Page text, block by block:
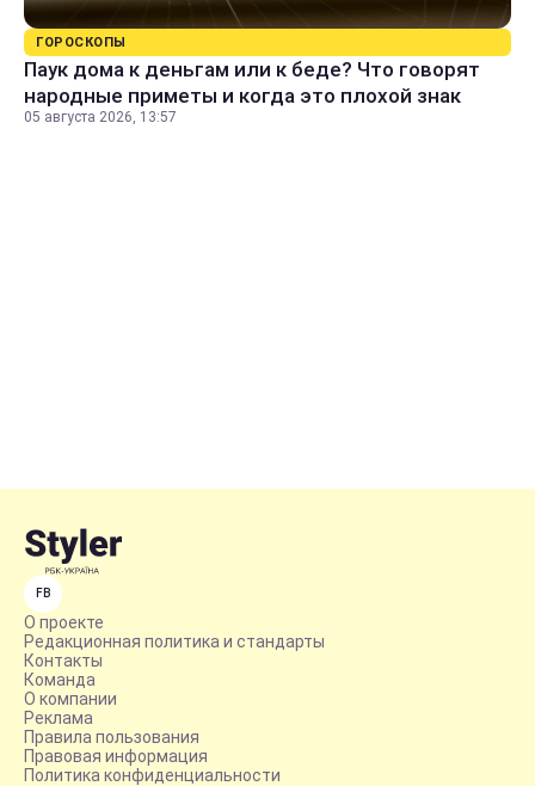
ГОРОСКОПЫ
Паук дома к деньгам или к беде? Что говорят
народные приметы и когда это плохой знак
05 августа 2026, 13:57
FB
О проекте
Редакционная политика и стандарты
Контакты
Команда
О компании
Реклама
Правила пользования
Правовая информация
Политика конфиденциальности